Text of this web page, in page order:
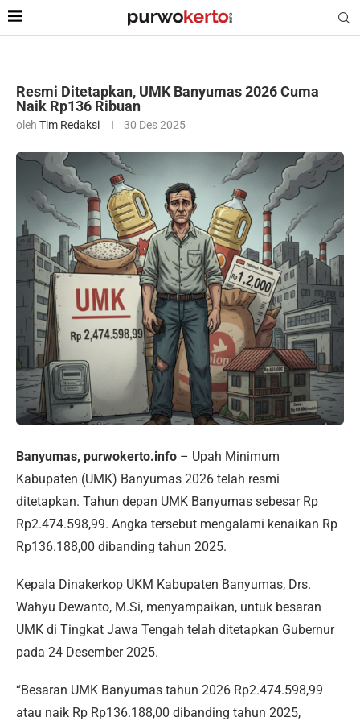
Resmi Ditetapkan, UMK Banyumas 2026 Cuma
Naik Rp136 Ribuan
oleh Tim Redaksi 30 Des 2025
Banyumas, purwokerto.info – Upah Minimum
Kabupaten (UMK) Banyumas 2026 telah resmi
ditetapkan. Tahun depan UMK Banyumas sebesar Rp
Rp2.474.598,99. Angka tersebut mengalami kenaikan Rp
Rp136.188,00 dibanding tahun 2025.
Kepala Dinakerkop UKM Kabupaten Banyumas, Drs.
Wahyu Dewanto, M.Si, menyampaikan, untuk besaran
UMK di Tingkat Jawa Tengah telah ditetapkan Gubernur
pada 24 Desember 2025.
“Besaran UMK Banyumas tahun 2026 Rp2.474.598,99
atau naik Rp Rp136.188,00 dibanding tahun 2025,